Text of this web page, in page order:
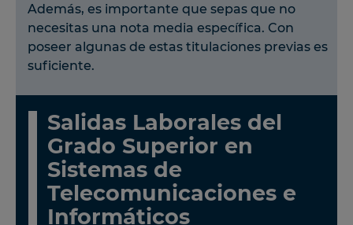
Además, es importante que sepas que no
necesitas una nota media específica. Con
poseer algunas de estas titulaciones previas es
suficiente.
Salidas Laborales del
Grado Superior en
Sistemas de
Telecomunicaciones e
Informáticos